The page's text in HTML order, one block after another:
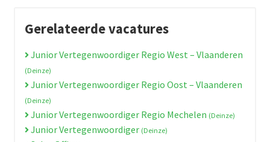
Gerelateerde vacatures
Junior Vertegenwoordiger Regio West – Vlaanderen
(Deinze)
Junior Vertegenwoordiger Regio Oost – Vlaanderen
(Deinze)
Junior Vertegenwoordiger Regio Mechelen (Deinze)
Junior Vertegenwoordiger (Deinze)